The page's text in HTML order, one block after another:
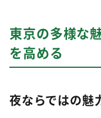
東京の多様な
を高める
夜ならではの魅